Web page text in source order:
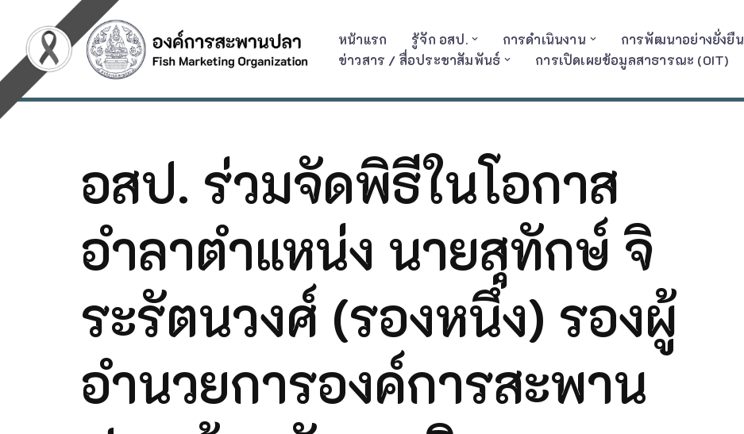
Skip
to
content
หน้าแรก รู้จัก อสป. การดำเนินงาน การพัฒนาอย่างยั่งยืน
ข่าวสาร / สื่อประชาสัมพันธ์
การเปิดเผยข้อมูลสาธารณะ (OIT)
อสป. ร่วมจัดพิธีในโอกาส
อำลาตำแหน่ง นายสุทักษ์ จิ
ระรัตนวงศ์ (รองหนึ่ง) รองผู้
อำนวยการองค์การสะพาน